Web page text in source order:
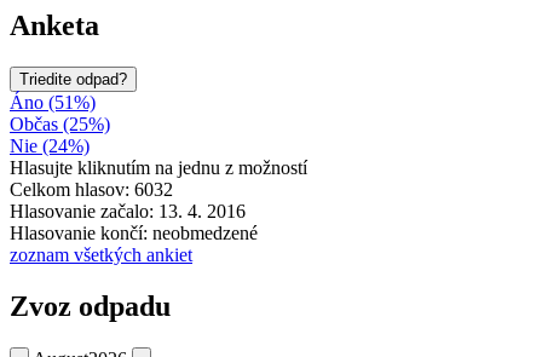
Anketa
Triedite odpad?
Áno (51%)
Občas (25%)
Nie (24%)
Hlasujte kliknutím na jednu z možností
Celkom hlasov: 6032
Hlasovanie začalo: 13. 4. 2016
Hlasovanie končí: neobmedzené
zoznam všetkých ankiet
Zvoz odpadu